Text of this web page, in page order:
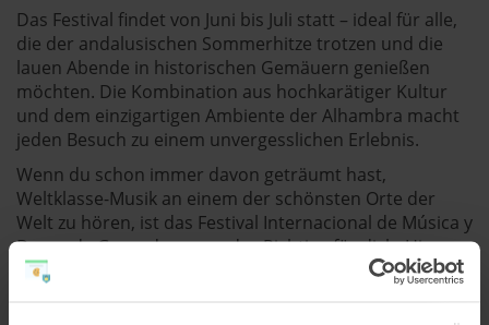
Das Festival findet von Juni bis Juli statt – ideal für alle,
die der andalusischen Sommerhitze trotzen und die
lauen Abende in historischen Gemäuern genießen
möchten. Die Kombination aus hochkarätiger Kultur
und dem einzigartigen Ambiente der Alhambra macht
jeden Besuch zu einem unvergesslichen Erlebnis.
Wenn du schon immer davon geträumt hast,
Weltklasse-Musik an einem der schönsten Orte der
Welt zu hören, ist das Festival Internacional de Música y
Danza de Granada genau das Richtige für dich. Hier
wird Geschichte lebendig, Tradition trifft auf Moderne –
und du wirst Teil einer kulturellen Bewegung, die